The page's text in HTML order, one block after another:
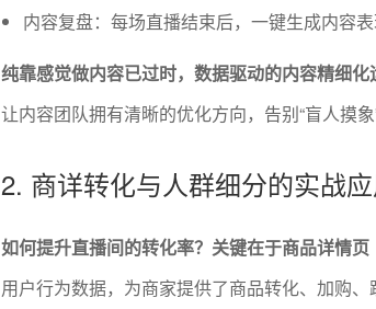
内容复盘：每场直播结束后，一键生成内容
纯靠感觉做内容已过时，数据驱动的内容精细化
让内容团队拥有清晰的优化方向，告别“盲人摸象
2. 商详转化与人群细分的实战
如何提升直播间的转化率？关键在于商品详情页
用户行为数据，为商家提供了商品转化、加购